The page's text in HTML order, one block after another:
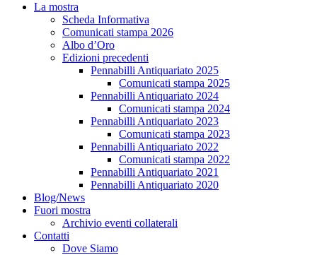
La mostra
Scheda Informativa
Comunicati stampa 2026
Albo d’Oro
Edizioni precedenti
Pennabilli Antiquariato 2025
Comunicati stampa 2025
Pennabilli Antiquariato 2024
Comunicati stampa 2024
Pennabilli Antiquariato 2023
Comunicati stampa 2023
Pennabilli Antiquariato 2022
Comunicati stampa 2022
Pennabilli Antiquariato 2021
Pennabilli Antiquariato 2020
Blog/News
Fuori mostra
Archivio eventi collaterali
Contatti
Dove Siamo